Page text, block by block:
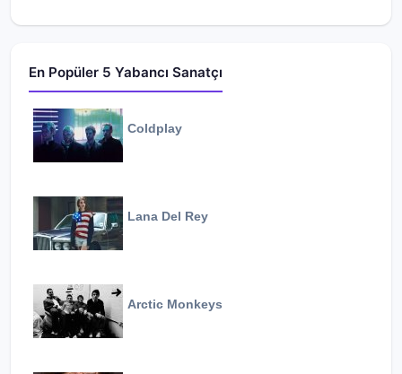
En Popüler 5 Yabancı Sanatçı
Coldplay
Lana Del Rey
Arctic Monkeys